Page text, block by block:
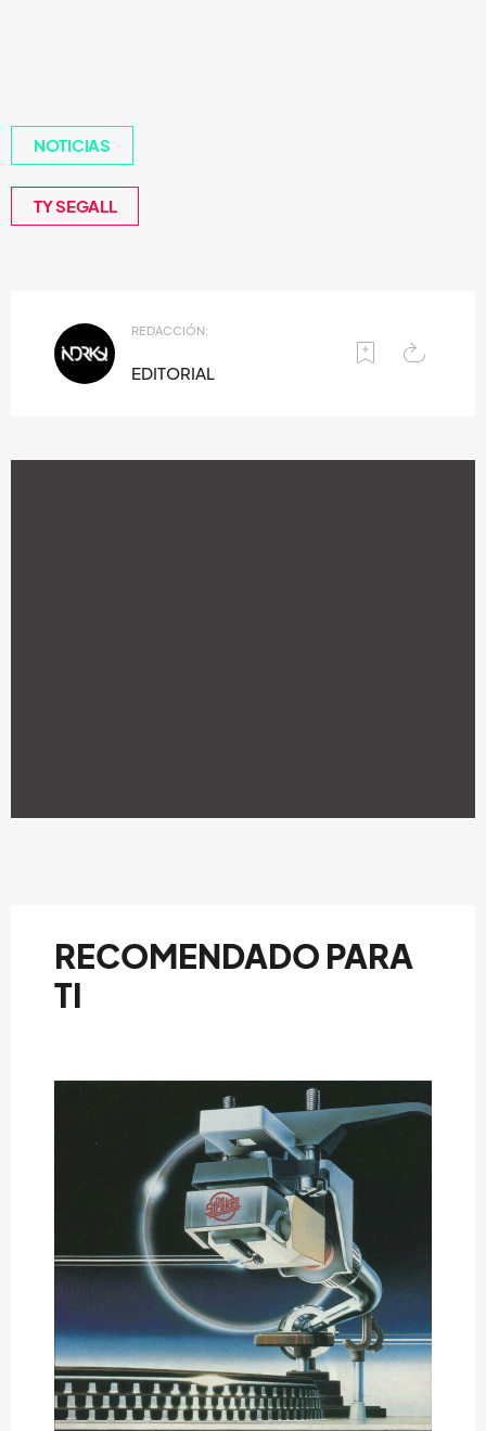
NOTICIAS
TY SEGALL
REDACCIÓN:
EDITORIAL
RECOMENDADO PARA
TI